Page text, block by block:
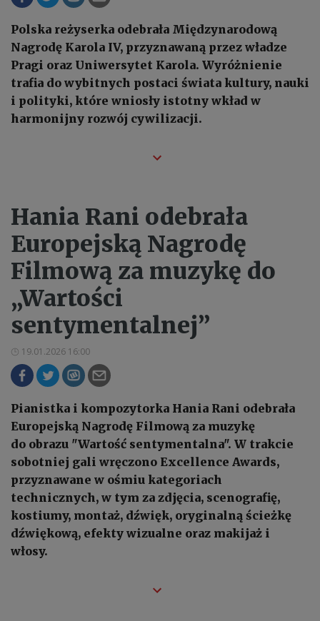
Polska reżyserka odebrała Międzynarodową
Nagrodę Karola IV, przyznawaną przez władze
Pragi oraz Uniwersytet Karola. Wyróżnienie
trafia do wybitnych postaci świata kultury, nauki
i polityki, które wniosły istotny wkład w
harmonijny rozwój cywilizacji.
Hania Rani odebrała
Europejską Nagrodę
Filmową za muzykę do
„Wartości
sentymentalnej”
19.01.2026 16:00
Pianistka i kompozytorka Hania Rani odebrała
Europejską Nagrodę Filmową za muzykę
do obrazu "Wartość sentymentalna". W trakcie
sobotniej gali wręczono Excellence Awards,
przyznawane w ośmiu kategoriach
technicznych, w tym za zdjęcia, scenografię,
kostiumy, montaż, dźwięk, oryginalną ścieżkę
dźwiękową, efekty wizualne oraz makijaż i
włosy.